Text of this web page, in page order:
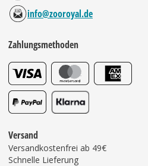
info@zooroyal.de
Zahlungsmethoden
Versand
Versandkostenfrei ab 49€
Schnelle Lieferung